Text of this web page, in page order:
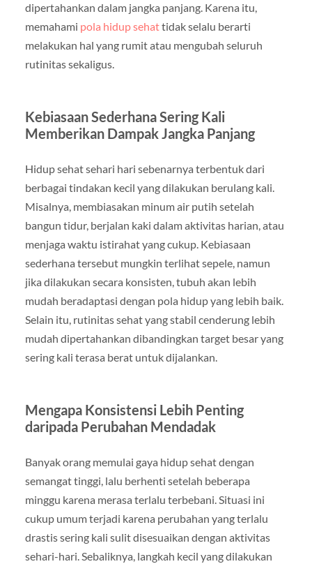
dipertahankan dalam jangka panjang. Karena itu,
memahami pola hidup sehattidak selalu berarti
melakukan hal yang rumit atau mengubah seluruh
rutinitas sekaligus.
Kebiasaan Sederhana Sering Kali
Memberikan Dampak Jangka Panjang
Hidup sehat sehari hari sebenarnya terbentuk dari
berbagai tindakan kecil yang dilakukan berulang kali.
Misalnya, membiasakan minum air putih setelah
bangun tidur, berjalan kaki dalam aktivitas harian, atau
menjaga waktu istirahat yang cukup. Kebiasaan
sederhana tersebut mungkin terlihat sepele, namun
jika dilakukan secara konsisten, tubuh akan lebih
mudah beradaptasi dengan pola hidup yang lebih baik.
Selain itu, rutinitas sehat yang stabil cenderung lebih
mudah dipertahankan dibandingkan target besar yang
sering kali terasa berat untuk dijalankan.
Mengapa Konsistensi Lebih Penting
daripada Perubahan Mendadak
Banyak orang memulai gaya hidup sehat dengan
semangat tinggi, lalu berhenti setelah beberapa
minggu karena merasa terlalu terbebani. Situasi ini
cukup umum terjadi karena perubahan yang terlalu
drastis sering kali sulit disesuaikan dengan aktivitas
sehari-hari. Sebaliknya, langkah kecil yang dilakukan